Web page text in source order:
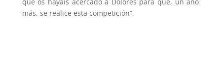
que os hayáis acercado a Dolores para que, un año
más, se realice esta competición”.